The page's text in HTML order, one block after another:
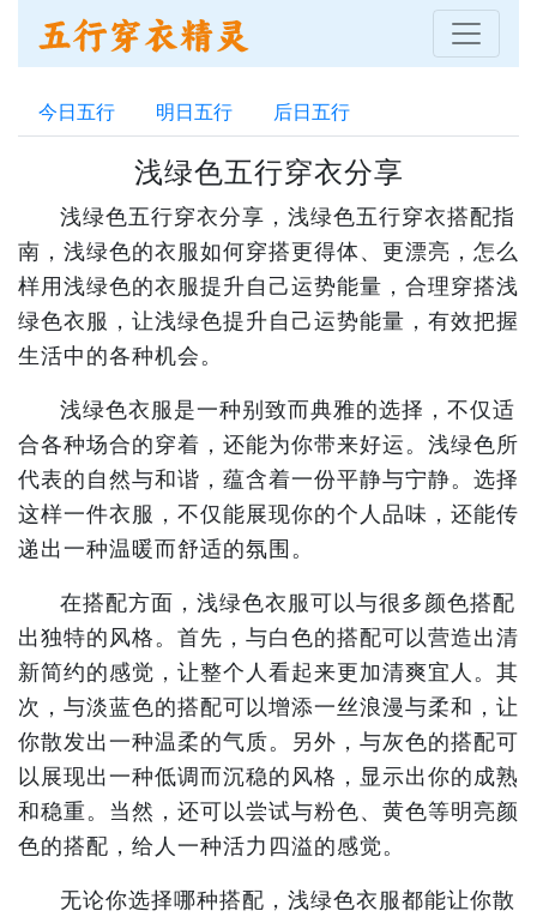
今日五行 明日五行 后日五行
浅绿色五行穿衣分享
浅绿色五行穿衣分享，浅绿色五行穿衣搭配指
南，浅绿色的衣服如何穿搭更得体、更漂亮，怎么
样用浅绿色的衣服提升自己运势能量，合理穿搭浅
绿色衣服，让浅绿色提升自己运势能量，有效把握
生活中的各种机会。
浅绿色衣服是一种别致而典雅的选择，不仅适
合各种场合的穿着，还能为你带来好运。浅绿色所
代表的自然与和谐，蕴含着一份平静与宁静。选择
这样一件衣服，不仅能展现你的个人品味，还能传
递出一种温暖而舒适的氛围。
在搭配方面，浅绿色衣服可以与很多颜色搭配
出独特的风格。首先，与白色的搭配可以营造出清
新简约的感觉，让整个人看起来更加清爽宜人。其
次，与淡蓝色的搭配可以增添一丝浪漫与柔和，让
你散发出一种温柔的气质。另外，与灰色的搭配可
以展现出一种低调而沉稳的风格，显示出你的成熟
和稳重。当然，还可以尝试与粉色、黄色等明亮颜
色的搭配，给人一种活力四溢的感觉。
无论你选择哪种搭配，浅绿色衣服都能让你散